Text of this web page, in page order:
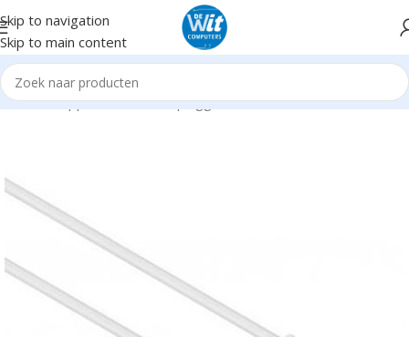
Skip to navigation
Skip to main content
Home Supplies Kabels en pluggen Audio Video